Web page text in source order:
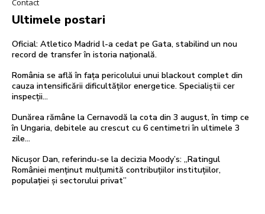
Contact
Ultimele postari
Oficial: Atletico Madrid l-a cedat pe Gata, stabilind un nou
record de transfer în istoria națională.
România se află în fața pericolului unui blackout complet din
cauza intensificării dificultăților energetice. Specialiștii cer
inspecții…
Dunărea rămâne la Cernavodă la cota din 3 august, în timp ce
în Ungaria, debitele au crescut cu 6 centimetri în ultimele 3
zile...
Nicușor Dan, referindu-se la decizia Moody’s: „Ratingul
României menținut mulțumită contribuțiilor instituțiilor,
populației și sectorului privat”